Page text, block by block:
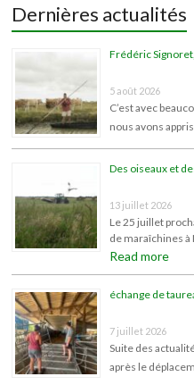
Dernières actualités
Frédéric
5 août 2026
C’est avec
nous avons
Des oiseaux et
13 juillet 2026
Le 25 juillet
de maraîchines
Read more
échange de
7 juillet 2026
Suite des
après le